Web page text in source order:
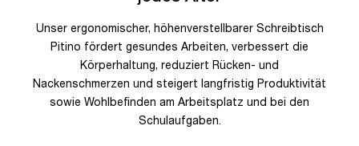
Unser ergonomischer, höhenverstellbarer Schreibtisch
Pitino fördert gesundes Arbeiten, verbessert die
Körperhaltung, reduziert Rücken- und
Nackenschmerzen und steigert langfristig Produktivität
sowie Wohlbefinden am Arbeitsplatz und bei den
Schulaufgaben.